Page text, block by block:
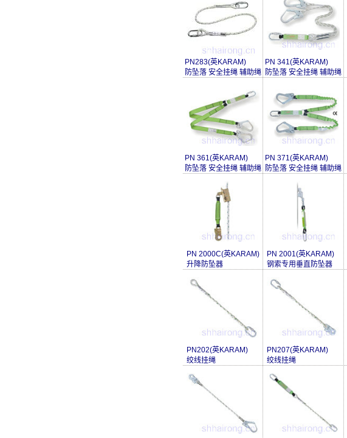
PN283(英KARAM)
防坠落 安全挂绳 辅助绳
PN 341(英KARAM)
防坠落 安全挂绳 辅助绳
PN 361(英KARAM)
防坠落 安全挂绳 辅助绳
PN 371(英KARAM)
防坠落 安全挂绳 辅助绳
PN 2000C(英KARAM)
升降防坠器
PN 2001(英KARAM)
钢索专用垂直防坠器
PN202(英KARAM)
绞线挂绳
PN207(英KARAM)
绞线挂绳